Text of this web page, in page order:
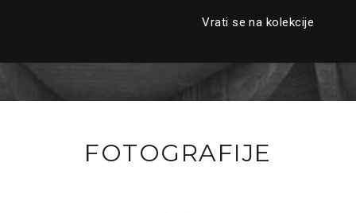
Vrati se na kolekcije
FOTOGRAFIJE